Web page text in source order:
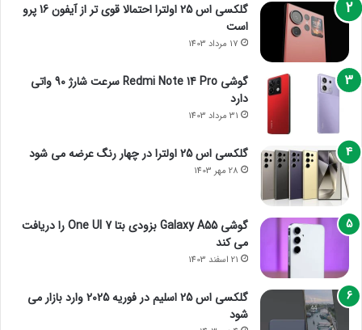
گلکسی اس 25 اولترا احتمالا قوی تر از آیفون 16 پرو
است
17 مرداد 1403
گوشی Redmi Note 14 Pro سرعت شارژ 90 واتی
دارد
31 مرداد 1403
گلکسی اس 25 اولترا در چهار رنگ عرضه می شود
28 مهر 1403
گوشی Galaxy A55 بزودی بتا One UI 7 را دریافت
می کند
21 اسفند 1403
گلکسی اس 25 اسلیم در فوریه 2025 وارد بازار می
شود